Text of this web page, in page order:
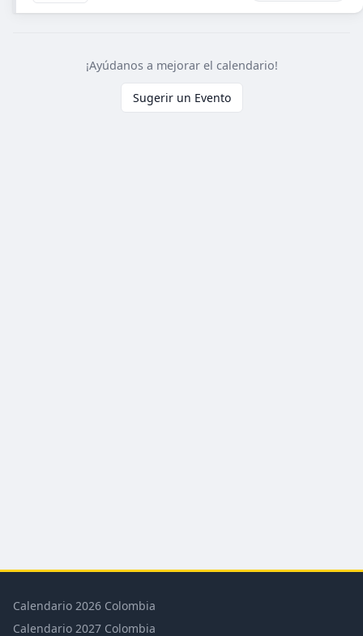
¡Ayúdanos a mejorar el calendario!
Sugerir un Evento
Calendario 2026 Colombia
Calendario 2027 Colombia